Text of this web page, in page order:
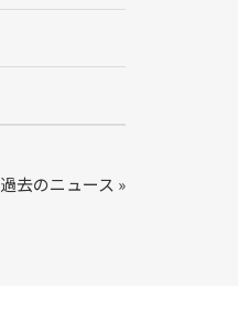
過去のニュース »